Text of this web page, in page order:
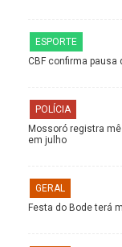
ESPORTE
CBF confirma pausa
POLÍCIA
Mossoró registra
em julho
GERAL
Festa do Bode terá